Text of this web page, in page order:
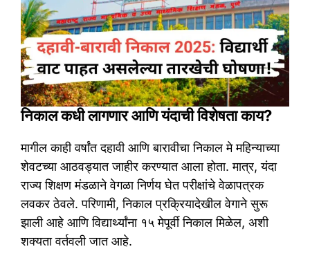
निकाल कधी लागणार आणि यंदाची विशेषता काय?
मागील काही वर्षांत दहावी आणि बारावीचा निकाल मे महिन्याच्या
शेवटच्या आठवड्यात जाहीर करण्यात आला होता. मात्र, यंदा
राज्य शिक्षण मंडळाने वेगळा निर्णय घेत परीक्षांचे वेळापत्रक
लवकर ठेवले. परिणामी, निकाल प्रक्रियादेखील वेगाने सुरू
झाली आहे आणि विद्यार्थ्यांना १५ मेपूर्वी निकाल मिळेल, अशी
शक्यता वर्तवली जात आहे.